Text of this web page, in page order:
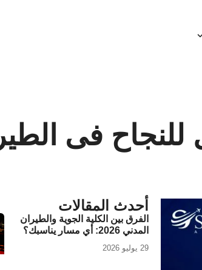
للنجاح فى
أحدث المقالات
الفرق بين الكلية الجوية والطيران
المدني 2026: أي مسار يناسبك؟
29 يوليو 2026